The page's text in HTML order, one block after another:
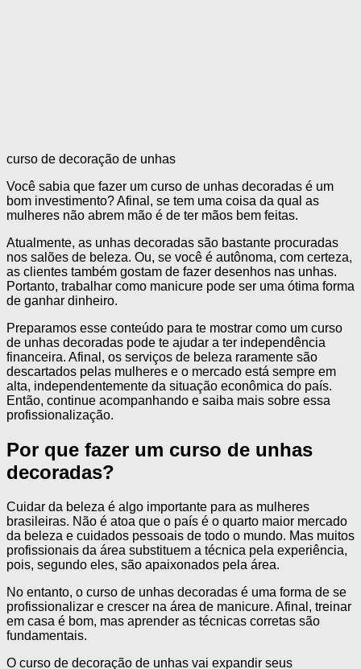
curso de decoração de unhas
Você sabia que fazer um curso de unhas decoradas é um
bom investimento? Afinal, se tem uma coisa da qual as
mulheres não abrem mão é de ter mãos bem feitas.
Atualmente, as unhas decoradas são bastante procuradas
nos salões de beleza. Ou, se você é autônoma, com certeza,
as clientes também gostam de fazer desenhos nas unhas.
Portanto, trabalhar como manicure pode ser uma ótima forma
de ganhar dinheiro.
Preparamos esse conteúdo para te mostrar como um curso
de unhas decoradas pode te ajudar a ter independência
financeira. Afinal, os serviços de beleza raramente são
descartados pelas mulheres e o mercado está sempre em
alta, independentemente da situação econômica do país.
Então, continue acompanhando e saiba mais sobre essa
profissionalização.
Por que fazer um curso de unhas
decoradas?
Cuidar da beleza é algo importante para as mulheres
brasileiras. Não é atoa que o país é o quarto maior mercado
da beleza e cuidados pessoais de todo o mundo. Mas muitos
profissionais da área substituem a técnica pela experiência,
pois, segundo eles, são apaixonados pela área.
No entanto, o curso de unhas decoradas é uma forma de se
profissionalizar e crescer na área de manicure. Afinal, treinar
em casa é bom, mas aprender as técnicas corretas são
fundamentais.
O curso de decoração de unhas vai expandir seus